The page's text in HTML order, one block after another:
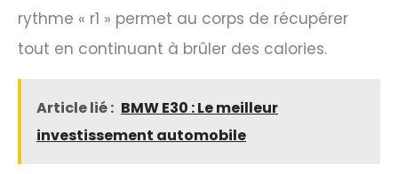
rythme « r1 » permet au corps de récupérer
tout en continuant à brûler des calories.
Article lié : BMW E30 : Le meilleur
investissement automobile